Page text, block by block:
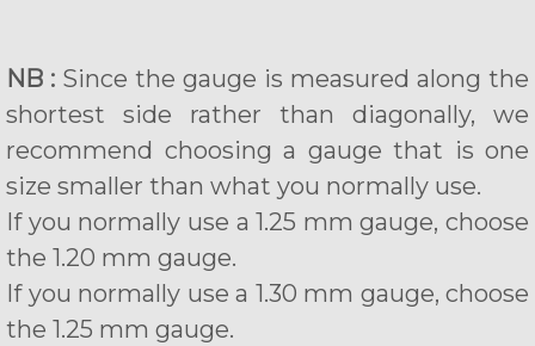
NB : Since the gauge is measured along the
shortest side rather than diagonally, we
recommend choosing a gauge that is one
size smaller than what you normally use.
If you normally use a 1.25 mm gauge, choose
the 1.20 mm gauge.
If you normally use a 1.30 mm gauge, choose
the 1.25 mm gauge.